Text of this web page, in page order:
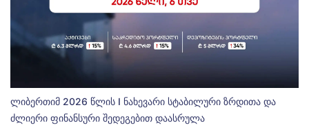
ლიბერთიმ 2026 წლის I ნახევარი სტაბილური ზრდითა და
ძლიერი ფინანსური შედეგებით დაასრულა